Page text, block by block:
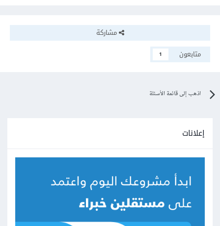
مشاركة
متابعون
1
اذهب إلى قائمة الأسئلة
إعلانات